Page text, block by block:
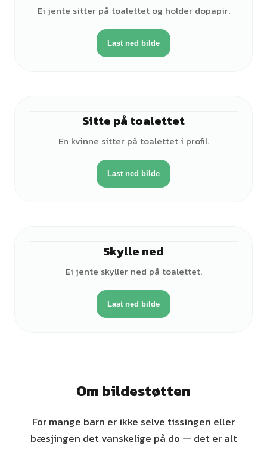
Ei jente sitter på toalettet og holder dopapir.
Last ned bilde
Sitte på toalettet
En kvinne sitter på toalettet i profil.
Last ned bilde
Skylle ned
Ei jente skyller ned på toalettet.
Last ned bilde
Om bildestøtten
For mange barn er ikke selve tissingen eller
bæsjingen det vanskelige på do — det er alt